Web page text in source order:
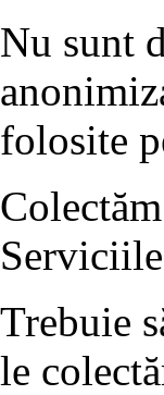
Nu sunt
folosite
Trebuie
le